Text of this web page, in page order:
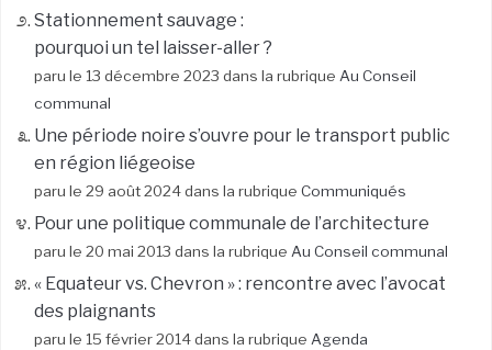
Stationnement sauvage :
pourquoi un tel laisser-aller ?
paru le 13 décembre 2023 dans la rubrique Au Conseil
communal
Une période noire s’ouvre pour le transport public
en région liégeoise
paru le 29 août 2024 dans la rubrique Communiqués
Pour une politique communale de l’architecture
paru le 20 mai 2013 dans la rubrique Au Conseil communal
« Equateur vs. Chevron » : rencontre avec l’avocat
des plaignants
paru le 15 février 2014 dans la rubrique Agenda